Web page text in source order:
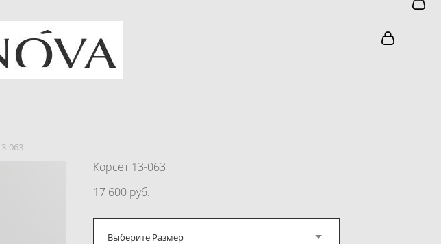
063
Корсет 13-063
17 600 pуб.
Выберите Размер